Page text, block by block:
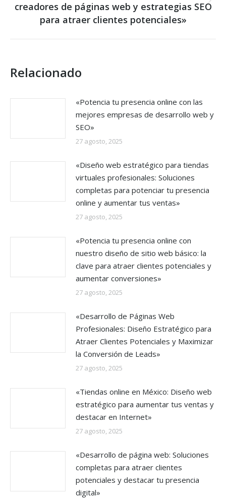
Next
post:
creadores de páginas web y estrategias SEO
para atraer clientes potenciales»
Relacionado
«Potencia tu presencia online con las
mejores empresas de desarrollo web y
SEO»
27 agosto, 2025
«Diseño web estratégico para tiendas
virtuales profesionales: Soluciones
completas para potenciar tu presencia
online y aumentar tus ventas»
27 agosto, 2025
«Potencia tu presencia online con
nuestro diseño de sitio web básico: la
clave para atraer clientes potenciales y
aumentar conversiones»
27 agosto, 2025
«Desarrollo de Páginas Web
Profesionales: Diseño Estratégico para
Atraer Clientes Potenciales y Maximizar
la Conversión de Leads»
27 agosto, 2025
«Tiendas online en México: Diseño web
estratégico para aumentar tus ventas y
destacar en Internet»
27 agosto, 2025
«Desarrollo de página web: Soluciones
completas para atraer clientes
potenciales y destacar tu presencia
digital»